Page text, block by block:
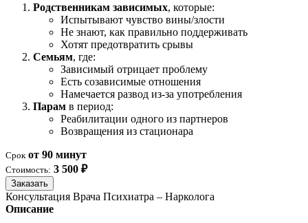
Родственникам зависимых, которые:
Испытывают чувство вины/злости
Не знают, как правильно поддерживать
Хотят предотвратить срывы
Семьям, где:
Зависимый отрицает проблему
Есть созависимые отношения
Намечается развод из-за употребления
Парам в период:
Реабилитации одного из партнеров
Возвращения из стационара
Срок от 90 минут
Стоимость: 3 500 ₽
Заказать
Консультация Врача Психиатра – Нарколога
Описание